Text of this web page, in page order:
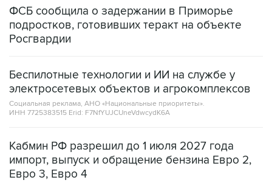
ФСБ сообщила о задержании в Приморье
подростков, готовивших теракт на объекте
Росгвардии
Беспилотные технологии и ИИ на службе у
электросетевых объектов и агрокомплексов
Социальная реклама, АНО «Национальные приоритеты».
ИНН 7725383515 Erid: F7NfYUJCUneVdwcydK6A
Кабмин РФ разрешил до 1 июля 2027 года
импорт, выпуск и обращение бензина Евро 2,
Евро 3, Евро 4